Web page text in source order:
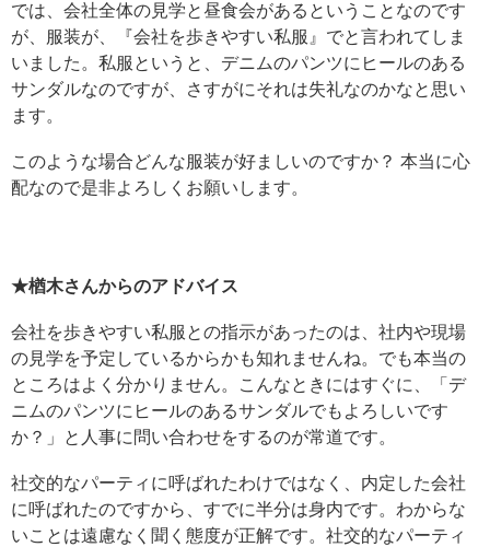
では、会社全体の見学と昼食会があるということなのです
が、服装が、『会社を歩きやすい私服』でと言われてしま
いました。私服というと、デニムのパンツにヒールのある
サンダルなのですが、さすがにそれは失礼なのかなと思い
ます。
このような場合どんな服装が好ましいのですか？ 本当に心
配なので是非よろしくお願いします。
★楢木さんからのアドバイス
会社を歩きやすい私服との指示があったのは、社内や現場
の見学を予定しているからかも知れませんね。でも本当の
ところはよく分かりません。こんなときにはすぐに、「デ
ニムのパンツにヒールのあるサンダルでもよろしいです
か？」と人事に問い合わせをするのが常道です。
社交的なパーティに呼ばれたわけではなく、内定した会社
に呼ばれたのですから、すでに半分は身内です。わからな
いことは遠慮なく聞く態度が正解です。社交的なパーティ